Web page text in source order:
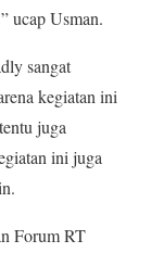
ucap Usman.
sangat
kegiatan ini
juga
ini juga
Forum RT